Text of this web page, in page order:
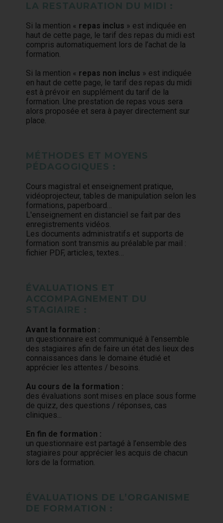
LA RESTAURATION DU MIDI :
Si la mention « repas inclus » est indiquée en
haut de cette page, le tarif des repas du midi est
compris automatiquement lors de l’achat de la
formation.
Si la mention « repas non inclus » est indiquée
en haut de cette page, le tarif des repas du midi
est à prévoir en supplément du tarif de la
formation. Une prestation de repas vous sera
alors proposée et sera à payer directement sur
place.
MÉTHODES ET MOYENS
PÉDAGOGIQUES :
Cours magistral et enseignement pratique,
vidéoprojecteur, tables de manipulation selon les
formations, paperboard…
L'enseignement en distanciel se fait par des
enregistrements vidéos.
Les documents administratifs et supports de
formation sont transmis au préalable par mail :
fichier PDF, articles, textes…
ÉVALUATIONS ET
ACCOMPAGNEMENT DU
STAGIAIRE :
Avant la formation :
un questionnaire est communiqué à l’ensemble
des stagiaires afin de faire un état des lieux des
connaissances dans le domaine étudié et
apprécier les attentes / besoins.
Au cours de la formation :
des évaluations sont mises en place sous forme
de quizz, des questions / réponses, cas
cliniques...
En fin de formation :
un questionnaire est partagé à l’ensemble des
stagiaires pour apprécier les acquis de chacun
lors de la formation.
ÉVALUATIONS DE L’ORGANISME
DE FORMATION :